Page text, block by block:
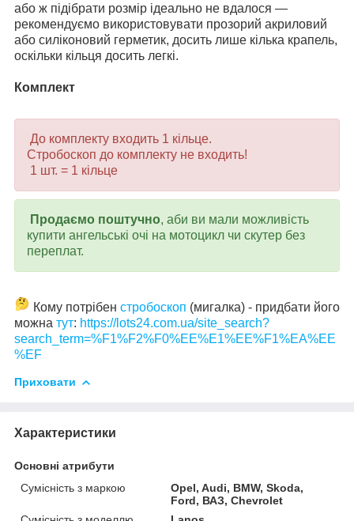
або ж підібрати розмір ідеально не вдалося —
рекомендуємо використовувати прозорий акриловий
або силіконовий герметик, досить лише кілька крапель,
оскільки кільця досить легкі.
Комплект
До комплекту входить 1 кільце.
Стробоскоп до комплекту не входить!
1 шт. = 1 кільце
Продаємо поштучно, аби ви мали можливість
купити ангельські очі на мотоцикл чи скутер без
переплат.
Кому потрібен стробоскоп (мигалка) - придбати його
можна тут: https://lots24.com.ua/site_search?
search_term=%F1%F2%F0%EE%E1%EE%F1%EA%EE
%EF
Приховати
Характеристики
Основні атрибути
Сумісність з маркою
Opel, Audi, BMW, Skoda,
Ford, ВАЗ, Chevrolet